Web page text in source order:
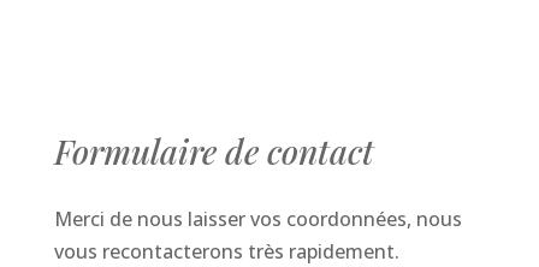
Formulaire de contact
Merci de nous laisser vos coordonnées, nous
vous recontacterons très rapidement.